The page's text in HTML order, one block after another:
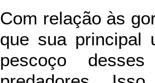
Com relação às
que sua principal
pescoço